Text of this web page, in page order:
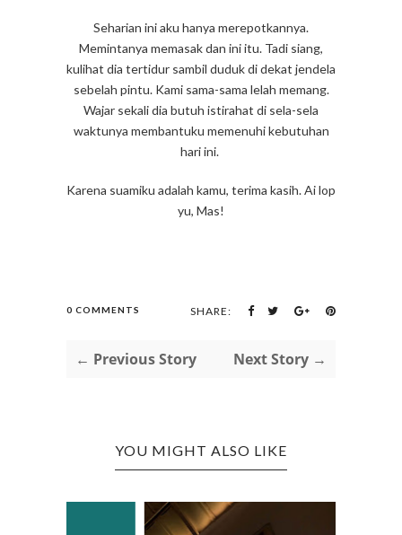
Seharian ini aku hanya merepotkannya.
Memintanya memasak dan ini itu. Tadi siang,
kulihat dia tertidur sambil duduk di dekat jendela
sebelah pintu. Kami sama-sama lelah memang.
Wajar sekali dia butuh istirahat di sela-sela
waktunya membantuku memenuhi kebutuhan
hari ini.
Karena suamiku adalah kamu, terima kasih. Ai lop
yu, Mas!
0 COMMENTS SHARE:
← Previous Story Next Story →
YOU MIGHT ALSO LIKE